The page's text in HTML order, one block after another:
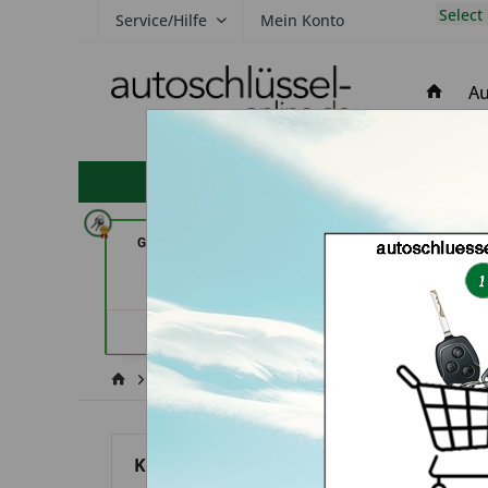
Service/Hilfe Mein Konto Select
hohe Kundenzufriedenheit
GSB Produktions GmbH (in
Demuro Schuh &
(in
Ford Maverick
Kategorien